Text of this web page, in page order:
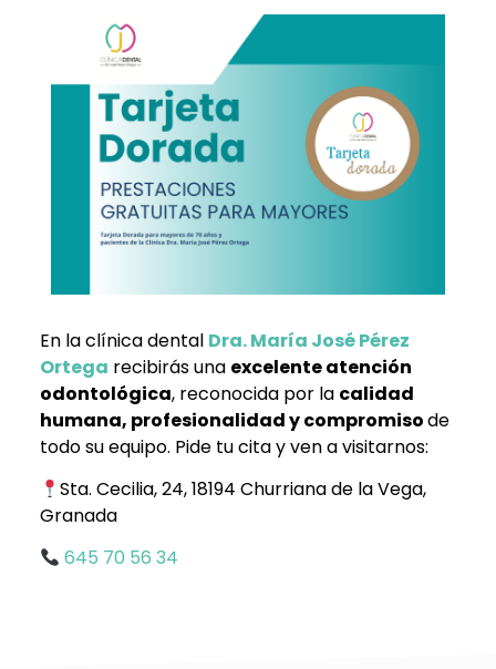
En la clínica dental Dra. María José Pérez
Ortega recibirás una excelente atención
odontológica, reconocida por la calidad
humana, profesionalidad y compromisode
todo su equipo. Pide tu cita y ven a visitarnos:
​Sta. Cecilia, 24, 18194 Churriana de la Vega,
Granada
​ 645 70 56 34